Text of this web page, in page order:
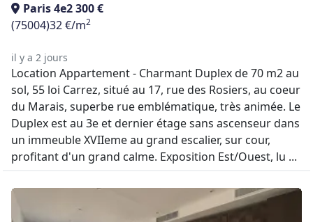
Paris 4e2 300 €
(75004)32 €/m2
il y a 2 jours
Location Appartement - Charmant Duplex de 70 m2 au
sol, 55 loi Carrez, situé au 17, rue des Rosiers, au coeur
du Marais, superbe rue emblématique, très animée. Le
Duplex est au 3e et dernier étage sans ascenseur dans
un immeuble XVIIeme au grand escalier, sur cour,
profitant d'un grand calme. Exposition Est/Ouest, lu ...